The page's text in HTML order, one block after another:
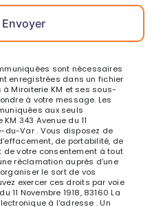
Envoyer
sont nécessaires
enregistrées dans un fichier
Miroiterie KM et ses sous-
à votre message. Les
aux seuls
343 Avenue du 11
du-Var . Vous disposez de
de portabilité, de
de votre consentement à tout
réclamation auprès d’une
le sort de vos
exercer ces droits par voie
11 Novembre 1918, 83160 La
à l'adresse . Un